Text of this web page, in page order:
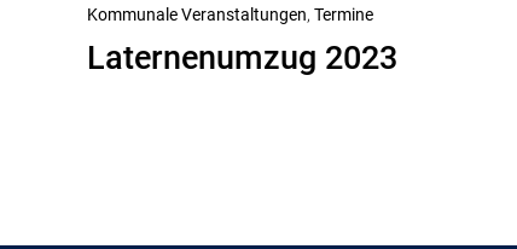
Vorheriger
Beitrag
Kommunale Veranstaltungen Termine
Laternenumzug 2023